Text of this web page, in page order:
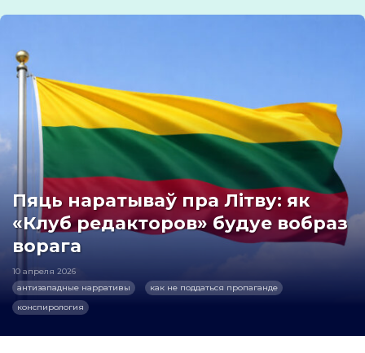
Пяць наратываў пра Літву: як
«Клуб редакторов» будуе вобраз
ворага
10 апреля 2026
антизападные нарративы
как не поддаться пропаганде
конспирология